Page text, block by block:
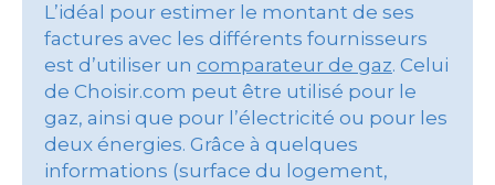
L’idéal pour estimer le montant de ses
factures avec les différents fournisseurs
est d’utiliser un comparateur de gaz. Celui
de Choisir.com peut être utilisé pour le
gaz, ainsi que pour l’électricité ou pour les
deux énergies. Grâce à quelques
informations (surface du logement,